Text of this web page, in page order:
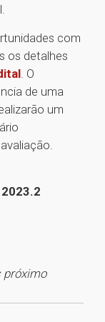
com
os detalhes
. O
de uma
um
próximo